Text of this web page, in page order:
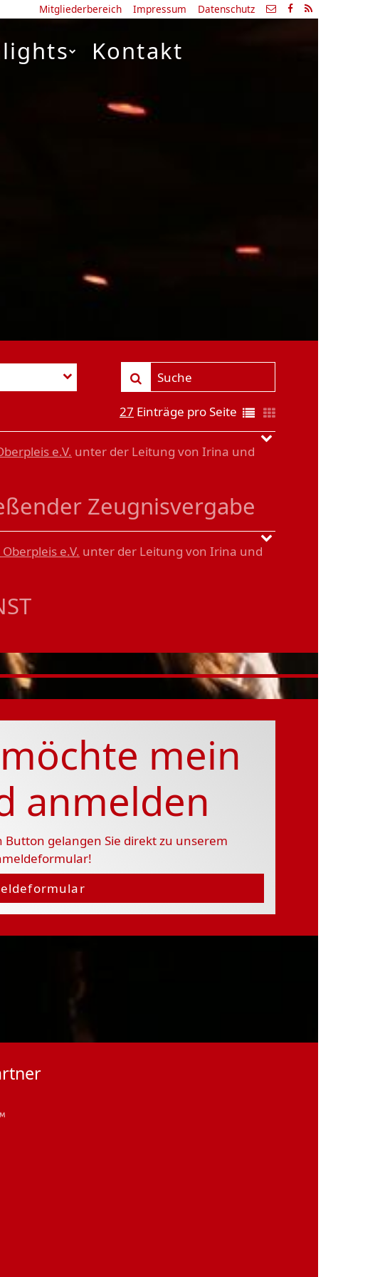
Mitgliederbereich Impressum Datenschutz
Kontakt
27 Einträge pro Seite
e.V. unter der Leitung von Irina und
Zeugnisvergabe
e.V. unter der Leitung von Irina und
mein
anmelden
Button gelangen Sie direkt zu unserem